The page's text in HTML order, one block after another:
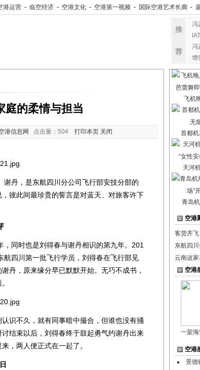
港运营 - 临空经济 - 空港文化 - 空港第一视频 - 国际空港艺术长廊 -
推
荐
冯
冯
增
庭的柔情与担当
港信息网 点击量： 504 打印本页 关闭
丹，是东航四川分公司飞行部安技分部的
彼此间最珍贵的誓言是对蓝天、对旅客许下
同时也是刘得春与谢丹相识的第九年。201
四川第一批飞行学员，刘得春在飞行部见
丹，原来缘分早已默默开始。无巧不成书，
不久，就有同事暗中撮合，但谁也没有捅
结束以后，刘得春终于鼓起勇气约谢丹出来
，两人便正式在一起了。
飞机
首都
天河
青岛
空港
客货齐
东航四
云南这
空港
一架
空港
景德